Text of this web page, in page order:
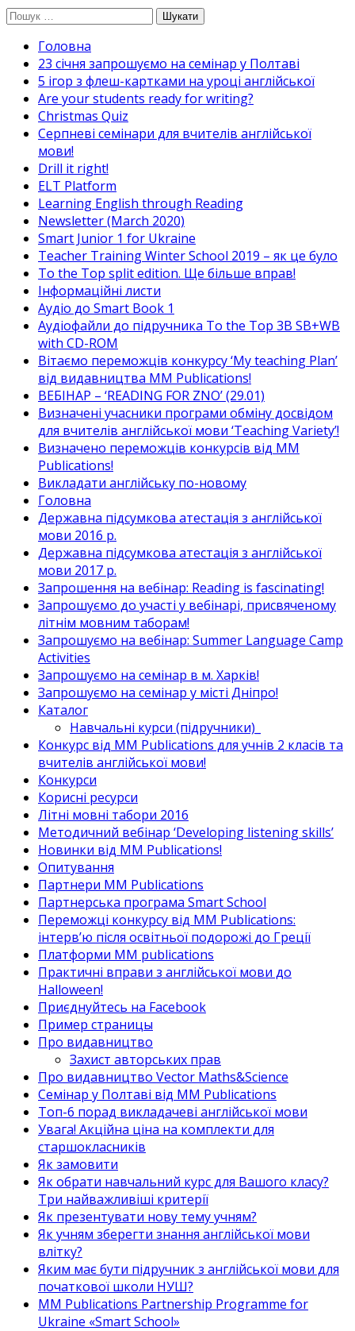
Перейти
вмісту
Пошук:
Головна
23 січня запрошуємо на семінар у Полтаві
5 ігор з флеш-картками на уроці англійської
Are your students ready for writing?
Christmas Quiz
Cерпневі семінари для вчителів англійської
мови!
Drill it right!
ELT Platform
Learning English through Reading
Newsletter (March 2020)
Smart Junior 1 for Ukraine
Teacher Training Winter School 2019 – як це було
To the Top split edition. Ще більше вправ!
Інформаційні листи
Аудіо до Smart Book 1
Аудіофайли до підручника To the Top 3B SB+WB
with CD-ROM
Вітаємо переможців конкурсу ‘My teaching Plan’
від видавництва MM Publications!
ВЕБІНАР – ‘READING FOR ZNO’ (29.01)
Визначені учасники програми обміну досвідом
для вчителів англійської мови ‘Teaching Variety’!
Визначено переможців конкурсів від MM
Publications!
Викладати англійську по-новому
Головна
Державна підсумкова атестація з англійської
мови 2016 р.
Державна підсумкова атестація з англійської
мови 2017 р.
Запрошення на вебінар: Reading is fascinating!
Запрошуємо до участі у вебінарі, присвяченому
літнім мовним таборам!
Запрошуємо на вебінар: Summer Language Camp
Activities
Запрошуємо на семінар в м. Харків!
Запрошуємо на семінар у місті Дніпро!
Каталог
Навчальні курси (підручники)_
Конкурс від MM Publications для учнів 2 класів та
вчителів англійської мови!
Конкурси
Корисні ресурси
Літні мовні табори 2016
Методичний вебінар ‘Developing listening skills’
Новинки від MM Publications!
Опитування
Партнери MM Publications
Партнерська програма Smart School
Переможці конкурсу від MM Publications:
інтерв’ю після освітньої подорожі до Греції
Платформи MM publications
Практичні вправи з англійської мови до
Halloween!
Приєднуйтесь на Facebook
Пример страницы
Про видавництво
Захист авторських прав
Про видавництво Vector Maths&Science
Семінар у Полтаві від MM Publications
Топ-6 порад викладачеві англійської мови
Увага! Акційна ціна на комплекти для
старшокласників
Як замовити
Як обрати навчальний курс для Вашого класу?
Три найважливіші критерії
Як презентувати нову тему учням?
Як учням зберегти знання англійської мови
влітку?
Яким має бути підручник з англійської мови для
початкової школи НУШ?
MM Publications Partnership Programme for
Ukraine «Smart School»